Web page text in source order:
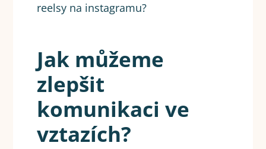
reelsy na instagramu?
Jak můžeme
zlepšit
komunikaci ve
vztazích?